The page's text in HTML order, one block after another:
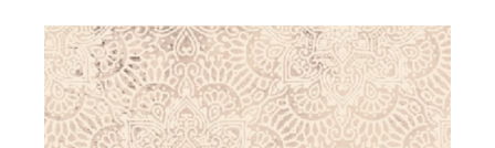
Video
Player